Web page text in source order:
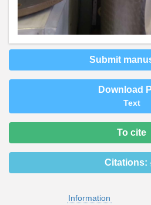
Submit
Download
Text
To cite
Citations:
Information